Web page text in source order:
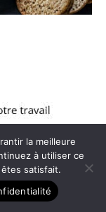
la meilleure
à utiliser ce
satisfait.